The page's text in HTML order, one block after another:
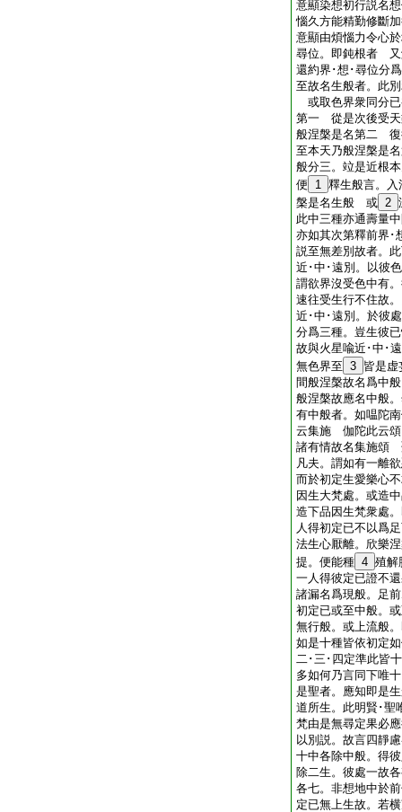
意顯染想初行説名
惱久方能精勤修斷
意顯由煩惱力令心
尋位。即鈍根者 又
還約界･想･尋位
至故名生般者。此
或取色界衆同分
第一 從是次後受天
般涅槃是名第二 復
至本天乃般涅槃是
般分三。竝是近根
便
1 釋生般言。入
槃是名生般 或 2
此中三種亦通壽量
亦如其次第釋前
説至無差別故者。
近･中･遠別。以彼
謂欲界沒受色中有
速往受生行不住故
近･中･遠別。於彼
分爲三種。豈生彼
故與火星喩近･中
無色界至 3 皆是虚
間般涅槃故名爲中
般涅槃故應名中般
有中般者。如嗢陀
云集施 伽陀此云頌
諸有情故名集施頌
凡夫。謂如有一離
而於初定生愛樂心
因生大梵處。或造
造下品因生梵衆處
人得初定已不以爲
法生心厭離。欣樂
提。便能種 4 殖解
一人得彼定已證不
諸漏名爲現般。足
初定已或至中般。
無行般。或上流般
如是十種皆依初定
二･三･四定準此皆
多如何乃言同下唯
是聖者。應知即是
道所生。此明賢･聖
梵由是無尋定果必
以別説。故言四靜
十中各除中般。得
除二生。彼處一故
各七。非想地中於
定已無上生故。若